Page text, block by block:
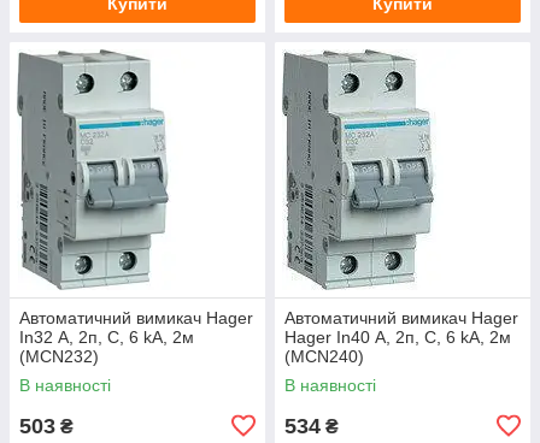
Автоматичний вимикач Hager
In32 А, 2п, С, 6 kA, 2м
(МСN232)
В наявності
503 ₴
Автоматичний вимикач Hager
Hager In40 А, 2п, С, 6 kA, 2м
(MCN240)
В наявності
534 ₴